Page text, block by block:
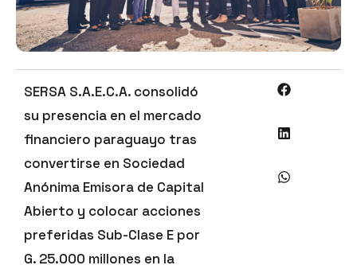
SERSA S.A.E.C.A. consolidó
su presencia en el mercado
financiero paraguayo tras
convertirse en Sociedad
Anónima Emisora de Capital
Abierto y colocar acciones
preferidas Sub-Clase E por
G. 25.000 millones en la